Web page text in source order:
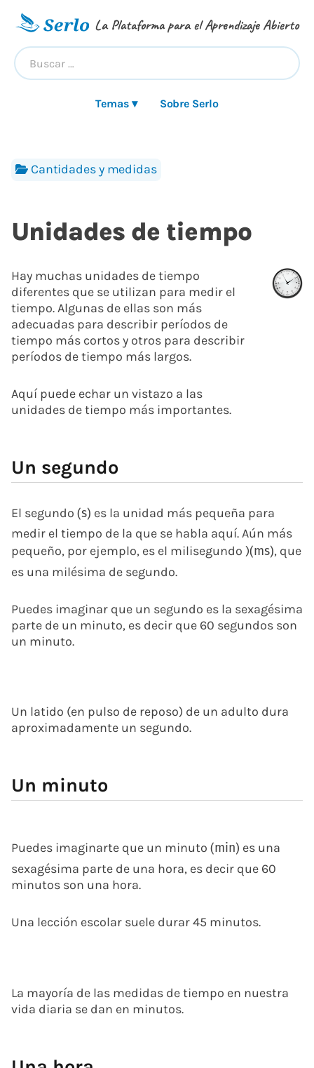
La Plataforma para el Aprendizaje Abierto
Temas ▾ Sobre Serlo
Cantidades y medidas
Unidades de tiempo
Hay muchas unidades de tiempo
diferentes que se utilizan para medir el
tiempo. Algunas de ellas son más
adecuadas para describir períodos de
tiempo más cortos y otros para describir
períodos de tiempo más largos.
Aquí puede echar un vistazo a las
unidades de tiempo más importantes.
Un segundo
El segundo (s) es la unidad más pequeña para
medir el tiempo de la que se habla aquí. Aún más
pequeño, por ejemplo, es el milisegundo )(ms), que
es una milésima de segundo.
Puedes imaginar que un segundo es la sexagésima
parte de un minuto, es decir que 60 segundos son
un minuto.
Un latido (en pulso de reposo) de un adulto dura
aproximadamente un segundo.
Un minuto
Puedes imaginarte que un minuto (min) es una
sexagésima parte de una hora, es decir que 60
minutos son una hora.
Una lección escolar suele durar 45 minutos.
La mayoría de las medidas de tiempo en nuestra
vida diaria se dan en minutos.